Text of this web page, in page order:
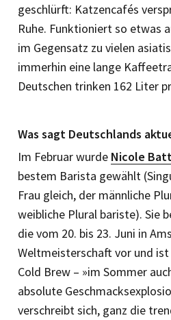
geschlürft: Katzencafés
Ruhe. Funktioniert so etwas
im Gegensatz zu vielen
immerhin eine lange
Deutschen trinken 162 Liter
Was sagt Deutschlands
Im Februar wurde Nicole
bestem Barista gewählt
Frau gleich, der männliche
weibliche Plural bariste). Sie
die vom 20. bis 23. Juni in
Weltmeisterschaft vor und
Cold Brew – »im Sommer
absolute
verschreibt sich, ganz die